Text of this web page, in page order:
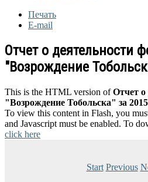
Печать
E-mail
Отчет о деятельности
"Возрождение
This is the HTML version ofОтчет о
"Возрождение Тобольска" за 2015
To view this content in Flash, you
and Javascript must be enabled. To
click here
Start Previous